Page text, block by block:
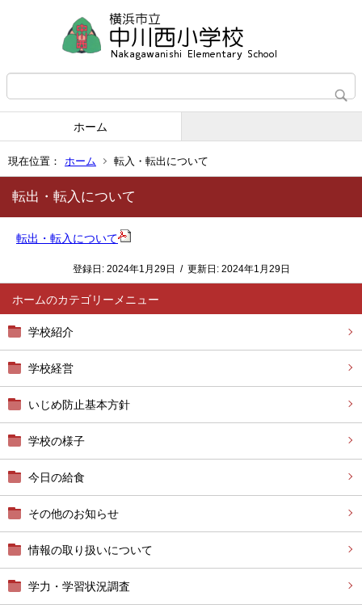
ホーム
現在位置： ホーム 転入・転出について
ホーム
学校紹介
学校経営
いじめ防止基本方針
学校の様子
今日の給食
その他のお知らせ
情報の取り扱いについて
学力・学習状況調査
転出・転入について
転出・転入について
登録日: 2024年1月29日 / 更新日: 2024年1月29日